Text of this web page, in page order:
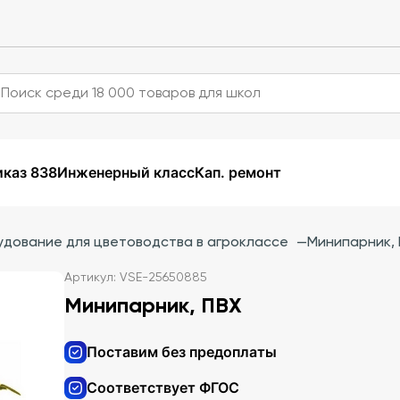
838Инженерный классКап. ремонт
для цветоводства в агроклассе —Минипарник,
Артикул: VSE-25650885
Минипарник, ПВХ
Поставим без предоплаты
Соответствует ФГОС